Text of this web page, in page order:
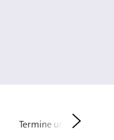
Termine und Fristen
Weiter